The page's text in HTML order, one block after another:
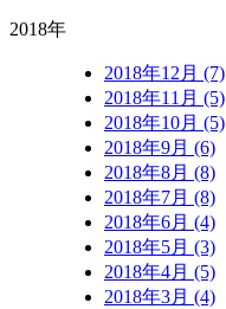
2018年
2018年12月 (7)
2018年11月 (5)
2018年10月 (5)
2018年9月 (6)
2018年8月 (8)
2018年7月 (8)
2018年6月 (4)
2018年5月 (3)
2018年4月 (5)
2018年3月 (4)